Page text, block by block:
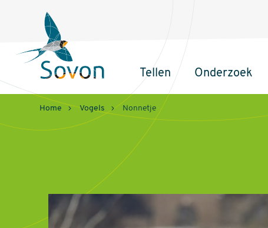
Hoofdnavigatie
Tellen Onderzoek
Home Vogels Nonnetje